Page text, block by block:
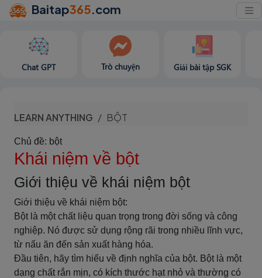
Baitap365.com
Chat GPT Trò chuyện Giải bài tập SGK
LEARN ANYTHING BỘT
Chủ đề: bột
Khái niệm về bột
Giới thiệu về khái niệm bột
Giới thiệu về khái niệm bột:
Bột là một chất liệu quan trọng trong đời sống và công
nghiệp. Nó được sử dụng rộng rãi trong nhiều lĩnh vực,
từ nấu ăn đến sản xuất hàng hóa.
Đầu tiên, hãy tìm hiểu về định nghĩa của bột. Bột là một
dạng chất rắn mịn, có kích thước hạt nhỏ và thường có